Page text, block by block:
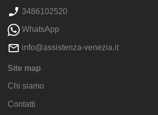
3486102520
WhatsApp
info@assistenza-venezia.it
Site map
Chi siamo
Contatti